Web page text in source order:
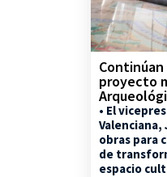
proyecto
• El
Valenciana,
obras para
de
espacio